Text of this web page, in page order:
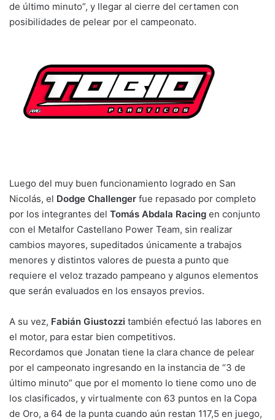
de último minuto”, y llegar al cierre del certamen con
posibilidades de pelear por el campeonato.
Luego del muy buen funcionamiento logrado en San
Nicolás, el Dodge Challenger fue repasado por completo
por los integrantes del Tomás Abdala Racing en conjunto
con el Metalfor Castellano Power Team, sin realizar
cambios mayores, supeditados únicamente a trabajos
menores y distintos valores de puesta a punto que
requiere el veloz trazado pampeano y algunos elementos
que serán evaluados en los ensayos previos.
A su vez, Fabián Giustozzi también efectuó las labores en
el motor, para estar bien competitivos.
Recordamos que Jonatan tiene la clara chance de pelear
por el campeonato ingresando en la instancia de “3 de
último minuto” que por el momento lo tiene como uno de
los clasificados, y virtualmente con 63 puntos en la Copa
de Oro, a 64 de la punta cuando aún restan 117,5 en juego,